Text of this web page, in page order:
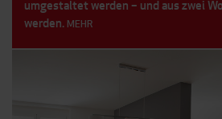
umgestaltet werden – und aus zwei
werden. MEHR